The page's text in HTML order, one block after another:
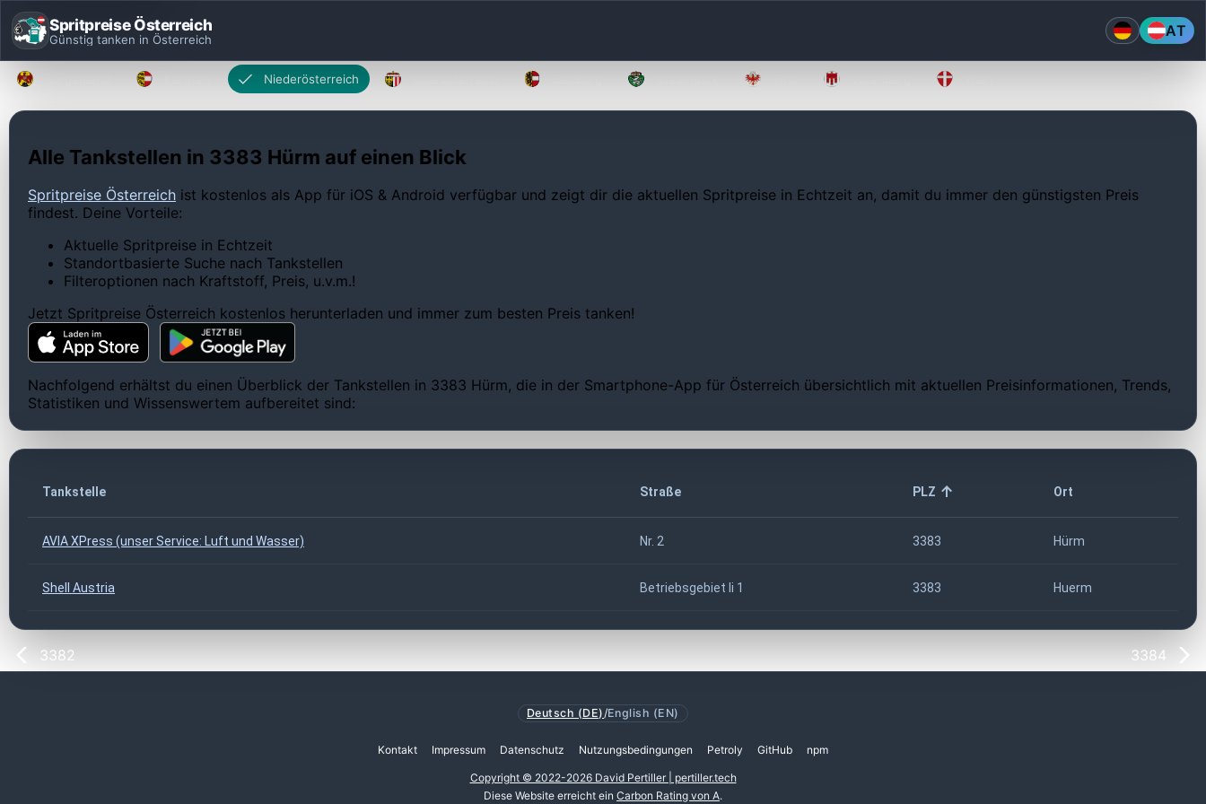
Spritpreise Österreich
Günstig tanken in Österreich AT
Niederösterreich
Alle Tankstellen in 3383 Hürm auf einen Blick
Spritpreise Österreich ist kostenlos als App für iOS & Android verfügbar und zeigt dir die aktuellen Spritpreise in Echtzeit an, damit du immer den günstigsten Preis
findest. Deine Vorteile:
Aktuelle Spritpreise in Echtzeit
Standortbasierte Suche nach Tankstellen
Filteroptionen nach Kraftstoff, Preis, u.v.m.!
Jetzt Spritpreise Österreich kostenlos herunterladen und immer zum besten Preis tanken!
Nachfolgend erhältst du einen Überblick der Tankstellen in 3383 Hürm, die in der Smartphone-App für Österreich übersichtlich mit aktuellen Preisinformationen, Trends,
Statistiken und Wissenswertem aufbereitet sind:
Tankstelle Straße PLZ Ort
AVIA XPress (unser Service: Luft und Wasser) Nr. 2 3383 Hürm
Shell Austria Betriebsgebiet Ii 1 3383 Huerm
3382 3384
Deutsch (DE) /English (EN)
Kontakt Impressum Datenschutz Nutzungsbedingungen Petroly GitHub npm
Copyright © 2022-2026 David Pertiller | pertiller.tech
Diese Website erreicht ein Carbon Rating von A.